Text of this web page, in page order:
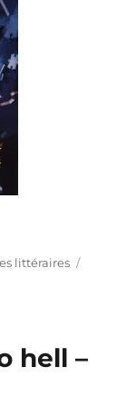
littéraires
hell –